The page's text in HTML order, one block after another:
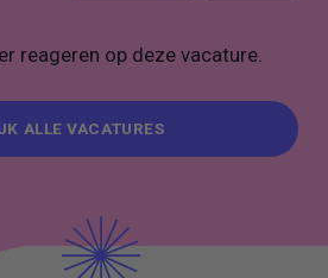
reageren op deze vacature.
ALLE VACATURES